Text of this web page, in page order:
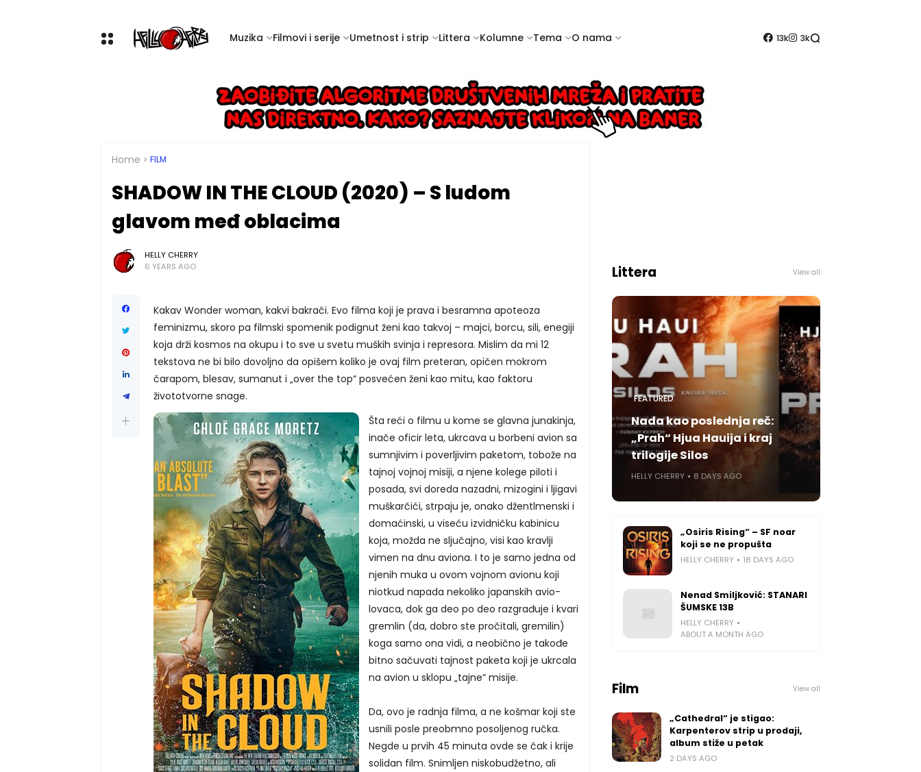
Muzika Filmovi i serije Umetnost i strip Littera Kolumne Tema O nama 13k 3k
Home FILM
SHADOW IN THE CLOUD (2020) – S ludom
glavom međ oblacima
HELLY CHERRY
6 YEARS AGO
Kakav Wonder woman, kakvi bakrači. Evo filma koji je prava i besramna apoteoza
feminizmu, skoro pa filmski spomenik podignut ženi kao takvoj – majci, borcu, sili, enegiji
koja drži kosmos na okupu i to sve u svetu muških svinja i represora. Mislim da mi 12
tekstova ne bi bilo dovoljno da opišem koliko je ovaj film preteran, opičen mokrom
čarapom, blesav, sumanut i „over the top“ posvećen ženi kao mitu, kao faktoru
živototvorne snage.
Šta reći o filmu u kome se glavna junakinja,
inače oficir leta, ukrcava u borbeni avion sa
sumnjivim i poverljivim paketom, tobože na
tajnoj vojnoj misiji, a njene kolege piloti i
posada, svi doreda nazadni, mizogini i ljigavi
muškarčići, strpaju je, onako džentlmenski i
domaćinski, u viseću izvidničku kabinicu
koja, možda ne sljučajno, visi kao kravlji
vimen na dnu aviona. I to je samo jedna od
njenih muka u ovom vojnom avionu koji
niotkud napada nekoliko japanskih avio-
lovaca, dok ga deo po deo razgrađuje i kvari
gremlin (da, dobro ste pročitali, gremilin)
koga samo ona vidi, a neobično je takođe
bitno sačuvati tajnost paketa koji je ukrcala
na avion u sklopu „tajne“ misije.
Da, ovo je radnja filma, a ne košmar koji ste
usnili posle preobmno posoljenog ručka.
Negde u prvih 45 minuta ovde se čak i krije
solidan film. Snimljen niskobudžetno, ali
Littera View all
FEATURED
Nada kao poslednja reč:
„Prah“ Hjua Hauija i kraj
trilogije Silos
HELLY CHERRY 8 DAYS AGO
„Osiris Rising“ – SF noar
koji se ne propušta
HELLY CHERRY 18 DAYS AGO
Nenad Smiljković: STANARI
ŠUMSKE 13B
HELLY CHERRY
ABOUT A MONTH AGO
Film View all
„Cathedral“ je stigao:
Karpenterov strip u prodaji,
album stiže u petak
2 DAYS AGO